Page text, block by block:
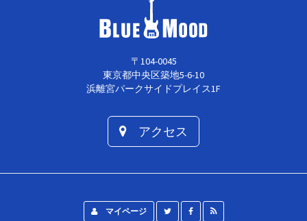
〒104-0045
東京都中央区築地5-6-10
浜離宮パークサイドプレイス1F
アクセス
マイページ